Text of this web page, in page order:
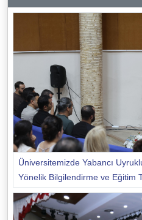
Üniversitemizde Yabancı
Yönelik Bilgilendirme ve Eğitim